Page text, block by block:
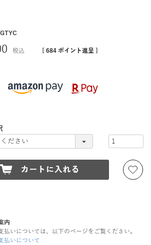
税込 684 ポイント進呈 ]
内
いについては、以下のページをご覧ください。
払いについて